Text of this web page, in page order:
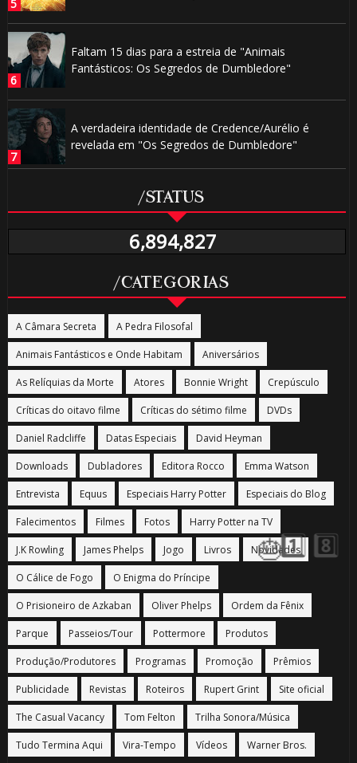
Faltam 15 dias para a estreia de "Animais
Fantásticos: Os Segredos de Dumbledore"
A verdadeira identidade de Credence/Aurélio é
revelada em "Os Segredos de Dumbledore"
/STATUS
6,894,827
/CATEGORIAS
A Câmara Secreta A Pedra Filosofal
Animais Fantásticos e Onde Habitam Aniversários
As Relíquias da Morte Atores Bonnie Wright Crepúsculo
Críticas do oitavo filme Críticas do sétimo filme DVDs
Daniel Radcliffe Datas Especiais David Heyman
Downloads Dubladores Editora Rocco Emma Watson
Entrevista Equus Especiais Harry Potter Especiais do Blog
Falecimentos Filmes Fotos Harry Potter na TV
J.K Rowling James Phelps Jogo Livros Novidades
O Cálice de Fogo O Enigma do Príncipe
O Prisioneiro de Azkaban Oliver Phelps Ordem da Fênix
Parque Passeios/Tour Pottermore Produtos
Produção/Produtores Programas Promoção Prêmios
Publicidade Revistas Roteiros Rupert Grint Site oficial
The Casual Vacancy Tom Felton Trilha Sonora/Música
Tudo Termina Aqui Vira-Tempo Vídeos Warner Bros.
🎂
🎂
🎂
8️⃣